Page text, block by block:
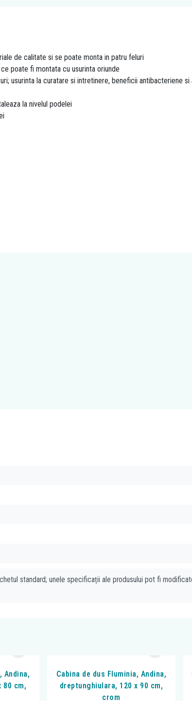
de calitate si se poate monta in patru feluri
poate fi montata cu usurinta oriunde
usurinta la curatare si intretinere, beneficii antibacteriene si
la nivelul podelei
standard; unele specificații ale produsului pot fi
Andina,
80 cm,
Cabina de dus Fluminia, Andina,
dreptunghiulara, 120 x 90 cm,
crom